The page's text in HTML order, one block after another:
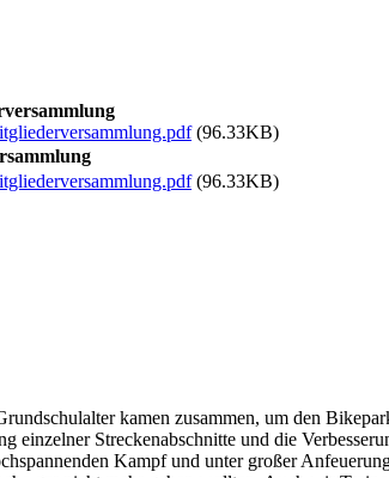
(96.33KB)
(96.33KB)
kamen zusammen, um den
einzelner Streckenabschnitte und die
Kampf und unter großer